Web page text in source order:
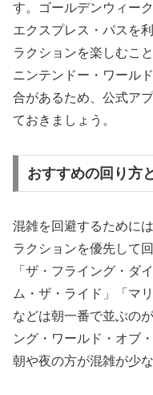
す。ゴールデンウィー
エクスプレス・パスを
ラクションを楽しむこ
ニンテンドー・ワール
合があるため、公式ア
ておきましょう。
おすすめの回り方
混雑を回避するために
ラクションを優先して
「ザ・フライング・ダ
ム・ザ・ライド」「マ
などは朝一番で並ぶの
ング・ワールド・オブ
朝や夜の方が混雑が少